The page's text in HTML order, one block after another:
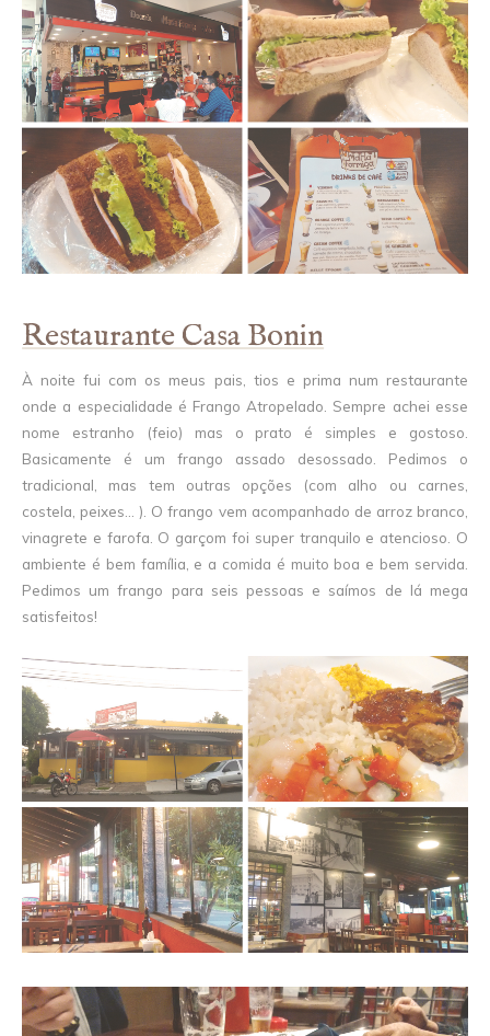
Restaurante Casa Bonin
À noite fui com os meus pais, tios e prima num restaurante
onde a especialidade é Frango Atropelado. Sempre achei esse
nome estranho (feio) mas o prato é simples e gostoso.
Basicamente é um frango assado desossado. Pedimos o
tradicional, mas tem outras opções (com alho ou carnes,
costela, peixes... ). O frango vem acompanhado de arroz branco,
vinagrete e farofa. O garçom foi super tranquilo e atencioso. O
ambiente é bem família, e a comida é muito boa e bem servida.
Pedimos um frango para seis pessoas e saímos de lá mega
satisfeitos!